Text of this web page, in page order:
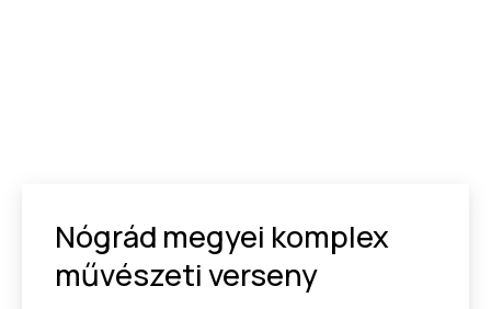
Nógrád megyei komplex
művészeti verseny